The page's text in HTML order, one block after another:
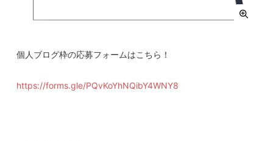
個人ブログ枠の応募フォームはこちら！
https://forms.gle/PQvKoYhNQibY4WNY8